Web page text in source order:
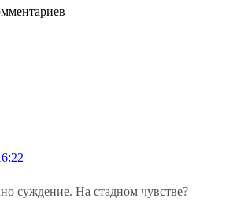
суждение. На стадном чувстве?